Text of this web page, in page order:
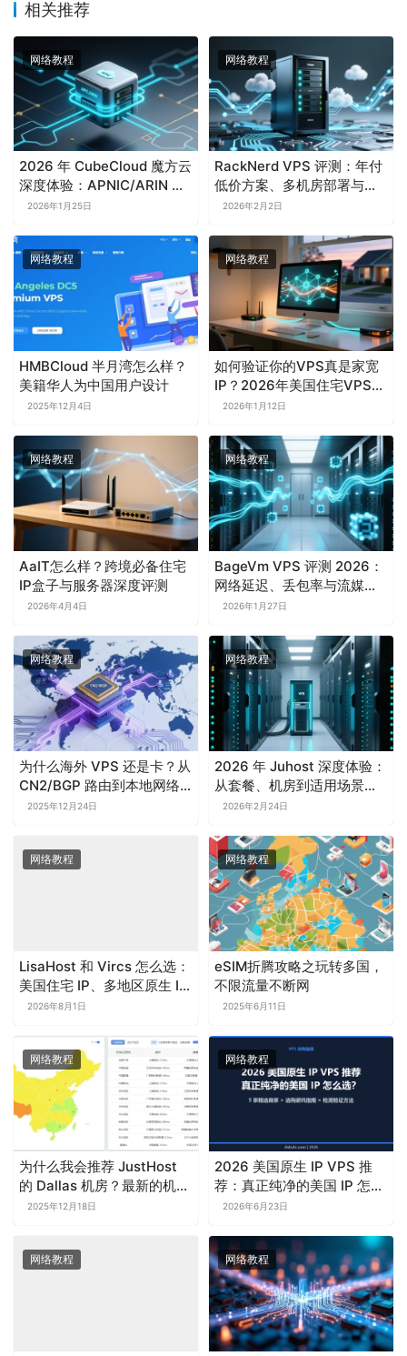
相关推荐
网络教程
2026 年 CubeCloud 魔方云
深度体验：APNIC/ARIN 会
员、原生 IP 与三网优化线路
2026年1月25日
网络教程
RackNerd VPS 评测：年付
低价方案、多机房部署与真
实性价比全解析
2026年2月2日
网络教程
HMBCloud 半月湾怎么样？
美籍华人为中国用户设计
2025年12月4日
网络教程
如何验证你的VPS真是家宽
IP？2026年美国住宅VPS选
购与检测教程
2026年1月12日
网络教程
AaIT怎么样？跨境必备住宅
IP盒子与服务器深度评测
2026年4月4日
网络教程
BageVm VPS 评测 2026：
网络延迟、丢包率与流媒体
解锁完整测试报告
2026年1月27日
网络教程
为什么海外 VPS 还是卡？从
CN2/BGP 路由到本地网络
的全链路加速方案
2025年12月24日
网络教程
2026 年 Juhost 深度体验：
从套餐、机房到适用场景全
解析
2026年2月24日
网络教程
LisaHost 和 Vircs 怎么选：
美国住宅 IP、多地区原生 IP
与跨境业务适用场景对比
2026年8月1日
网络教程
eSIM折腾攻略之玩转多国，
不限流量不断网
2025年6月11日
网络教程
为什么我会推荐 JustHost
的 Dallas 机房？最新的机房
选择建议
2025年12月18日
网络教程
2026 美国原生 IP VPS 推
荐：真正纯净的美国 IP 怎么
选？
2026年6月23日
网络教程 网络教程